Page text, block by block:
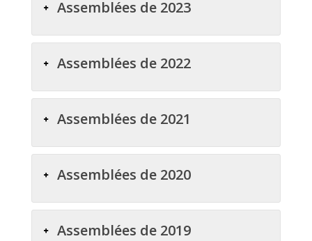
Assemblées de 2023
Assemblées de 2022
Assemblées de 2021
Assemblées de 2020
Assemblées de 2019